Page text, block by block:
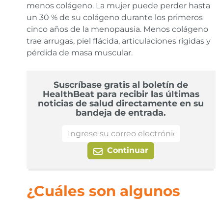
menos colágeno. La mujer puede perder hasta
un 30 % de su colágeno durante los primeros
cinco años de la menopausia. Menos colágeno
trae arrugas, piel flácida, articulaciones rígidas y
pérdida de masa muscular.
Suscríbase gratis al boletín de
HealthBeat para recibir las últimas
noticias de salud directamente en su
bandeja de entrada.
Continuar
¿Cuáles son algunos